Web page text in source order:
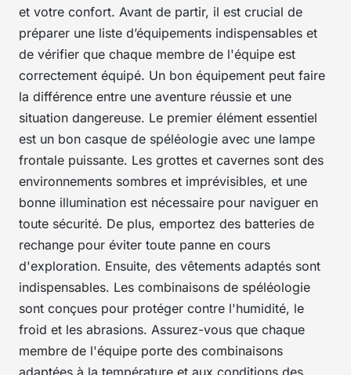
et votre confort. Avant de partir, il est crucial de
préparer une liste d’équipements indispensables et
de vérifier que chaque membre de l'équipe est
correctement équipé. Un bon équipement peut faire
la différence entre une aventure réussie et une
situation dangereuse. Le premier élément essentiel
est un bon casque de spéléologie avec une lampe
frontale puissante. Les grottes et cavernes sont des
environnements sombres et imprévisibles, et une
bonne illumination est nécessaire pour naviguer en
toute sécurité. De plus, emportez des batteries de
rechange pour éviter toute panne en cours
d'exploration. Ensuite, des vêtements adaptés sont
indispensables. Les combinaisons de spéléologie
sont conçues pour protéger contre l'humidité, le
froid et les abrasions. Assurez-vous que chaque
membre de l'équipe porte des combinaisons